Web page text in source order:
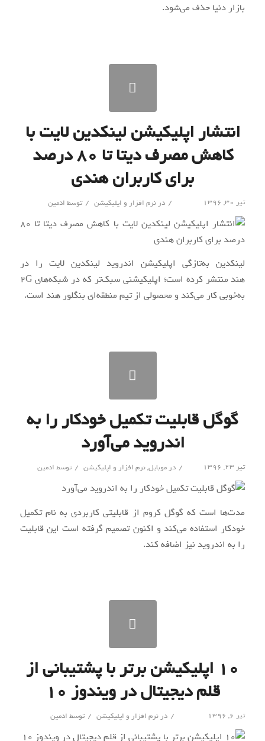
بازار دنیا حذف می‌شود.
انتشار اپلیکیشن لینکدین لایت با
کاهش مصرف دیتا تا ۸۰ درصد
برای کاربران هندی
تیر ۳۰, ۱۳۹۶ / در نرم افزار و اپلیکیشن / توسط ادمین
لینکدین به‌تازگی اپلیکیشن اندروید لینکدین لایت را در
هند منتشر کرده است؛ اپلیکیشنی سبک‌تر که در شبکه‌های 2G
به‌خوبی کار می‌کند و محصولی از تیم منطقه‌ای بنگلور هند است.
گوگل قابلیت تکمیل خودکار را به
اندروید می‌آورد
تیر ۲۳, ۱۳۹۶ / درموبایل,نرم افزار و اپلیکیشن / توسط ادمین
مدت‌ها است که گوگل کروم از قابلیتی کاربردی به نام تکمیل
خودکار استفاده می‌کند و اکنون تصمیم گرفته است این قابلیت
را به اندروید نیز اضافه کند.
۱۰ اپلیکیشن برتر با پشتیبانی از
قلم دیجیتال در ویندوز ۱۰
تیر ۶, ۱۳۹۶ / درنرم افزار و اپلیکیشن / توسط ادمین